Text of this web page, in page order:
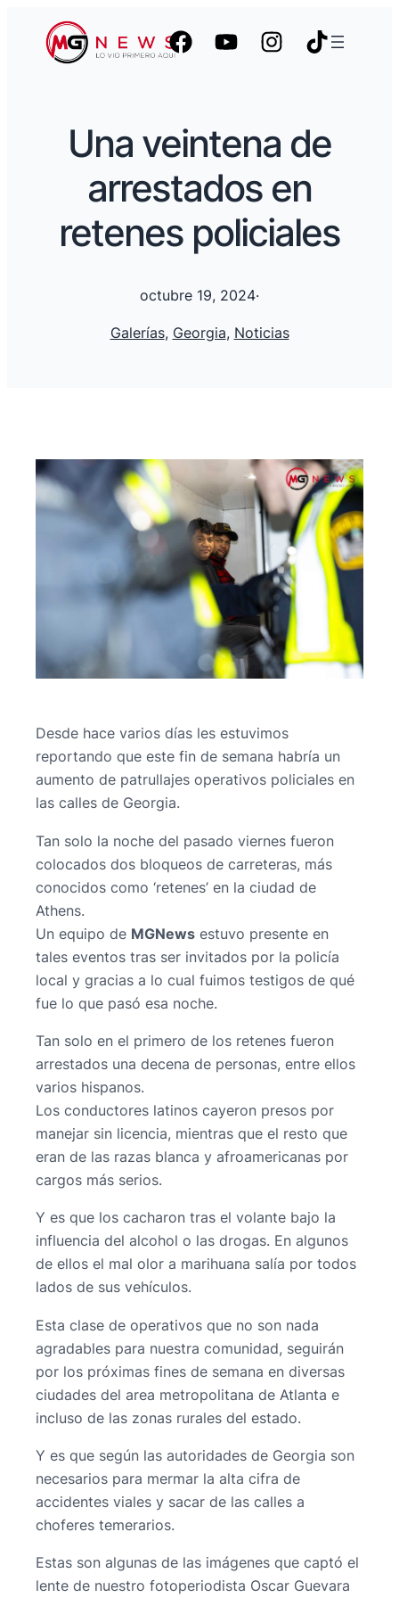
Una veintena de
arrestados en
retenes policiales
octubre 19, 2024·
Galerías, Georgia, Noticias
Desde hace varios días les estuvimos
reportando que este fin de semana habría un
aumento de patrullajes operativos policiales en
las calles de Georgia.
Tan solo la noche del pasado viernes fueron
colocados dos bloqueos de carreteras, más
conocidos como ‘retenes’ en la ciudad de
Athens.
Un equipo de MGNews estuvo presente en
tales eventos tras ser invitados por la policía
local y gracias a lo cual fuimos testigos de qué
fue lo que pasó esa noche.
Tan solo en el primero de los retenes fueron
arrestados una decena de personas, entre ellos
varios hispanos.
Los conductores latinos cayeron presos por
manejar sin licencia, mientras que el resto que
eran de las razas blanca y afroamericanas por
cargos más serios.
Y es que los cacharon tras el volante bajo la
influencia del alcohol o las drogas. En algunos
de ellos el mal olor a marihuana salía por todos
lados de sus vehículos.
Esta clase de operativos que no son nada
agradables para nuestra comunidad, seguirán
por los próximas fines de semana en diversas
ciudades del area metropolitana de Atlanta e
incluso de las zonas rurales del estado.
Y es que según las autoridades de Georgia son
necesarios para mermar la alta cifra de
accidentes viales y sacar de las calles a
choferes temerarios.
Estas son algunas de las imágenes que captó el
lente de nuestro fotoperiodista Oscar Guevara